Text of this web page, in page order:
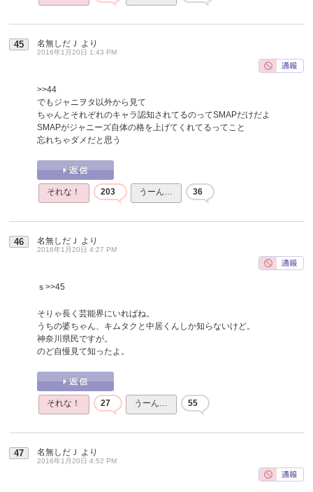
45 名無しだＪ より
2016年1月20日 1:43 PM
>>44
でもジャニヲタ以外から見て
ちゃんとそれぞれのキャラ認知されてるのってSMAPだけだよ
SMAPがジャニーズ自体の格を上げてくれてるってこと
忘れちゃダメだと思う
それな！ 203 うーん… 36
46 名無しだＪ より
2016年1月20日 4:27 PM
ｓ >>45
そりゃ長く芸能界にいればね。
うちの婆ちゃん、キムタクと中居くんしか知らないけど。
神奈川県民ですが。
のど自慢見て知ったよ。
それな！ 27 うーん… 55
47 名無しだＪ より
2016年1月20日 4:52 PM